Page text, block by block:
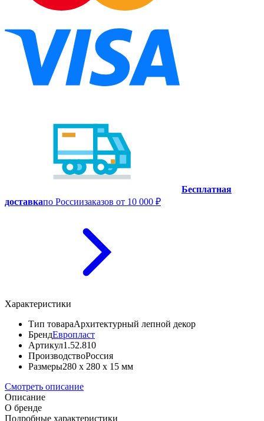
Бесплатная
доставкапо Россиизаказов от 10 000 ₽
Характеристики
Тип товараАрхитектурный лепной декор
БрендЕвропласт
Артикул1.52.810
ПроизводствоРоссия
Размеры280 x 280 x 15 мм
Смотреть описание
Описание
О бренде
Подробные характеристики